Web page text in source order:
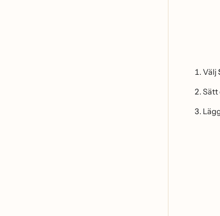
Välj
Sätt